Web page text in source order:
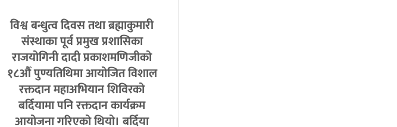
विश्व बन्धुत्व दिवस तथा ब्रह्माकुमारी
संस्थाका पूर्व प्रमुख प्रशासिका
राजयोगिनी दादी प्रकाशमणिजीको
१८औँ पुण्यतिथिमा आयोजित विशाल
रक्तदान महाअभियान शिविरको
बर्दियामा पनि रक्तदान कार्यक्रम
आयोजना गरिएको थियो। बर्दिया